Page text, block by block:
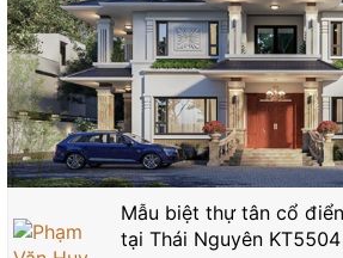
Mẫu biệt thự tân cổ
tại Thái Nguyên